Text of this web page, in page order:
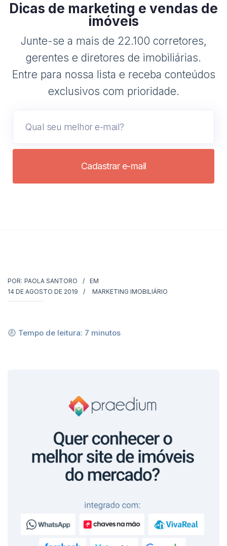
Dicas de marketing e vendas de
imóveis
Junte-se a mais de 22.100 corretores,
gerentes e diretores de imobiliárias.
Entre para nossa lista e receba conteúdos
exclusivos com prioridade.
Cadastrar e-mail
POR: PAOLA SANTORO
EM
14 DE AGOSTO DE 2019
MARKETING IMOBILIÁRIO
Tempo de leitura: 7 minutos